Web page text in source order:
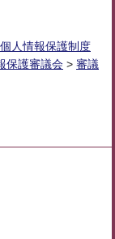
個人情報保護制度
保護審議会 > 審議